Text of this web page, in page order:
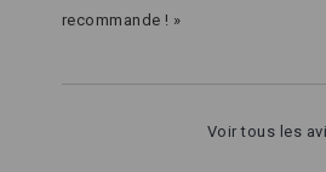
recommande ! »
Voir tous les